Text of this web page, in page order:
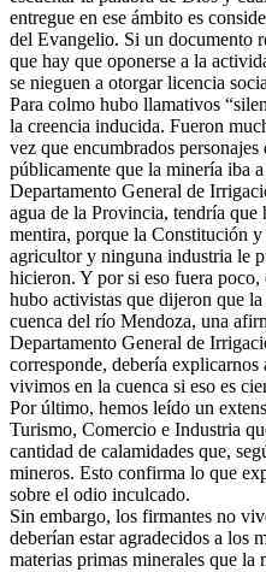
entregue en ese ámbito es
del Evangelio. Si un documento
que hay que oponerse a la
se nieguen a otorgar licencia
Para colmo hubo llamativos
la creencia inducida. Fueron
vez que encumbrados
públicamente que la minería iba
Departamento General de
agua de la Provincia, tendría que
mentira, porque la Constitución
agricultor y ninguna industria le
hicieron. Y por si eso fuera poco,
hubo activistas que dijeron que
cuenca del río Mendoza, una
Departamento General de
corresponde, debería
vivimos en la cuenca si eso es
Por último, hemos leído un
Turismo, Comercio e Industria
cantidad de calamidades que,
mineros. Esto confirma lo que
sobre el odio inculcado.
Sin embargo, los firmantes no
deberían estar agradecidos a los
materias primas minerales que la